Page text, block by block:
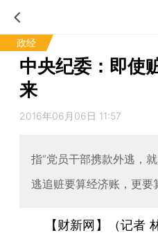
政经
中央纪委：即使
来
2016年06月06日 11:57
指“党员干部携款外逃，
逃追赃要算经济账，更要
【财新网】（记者